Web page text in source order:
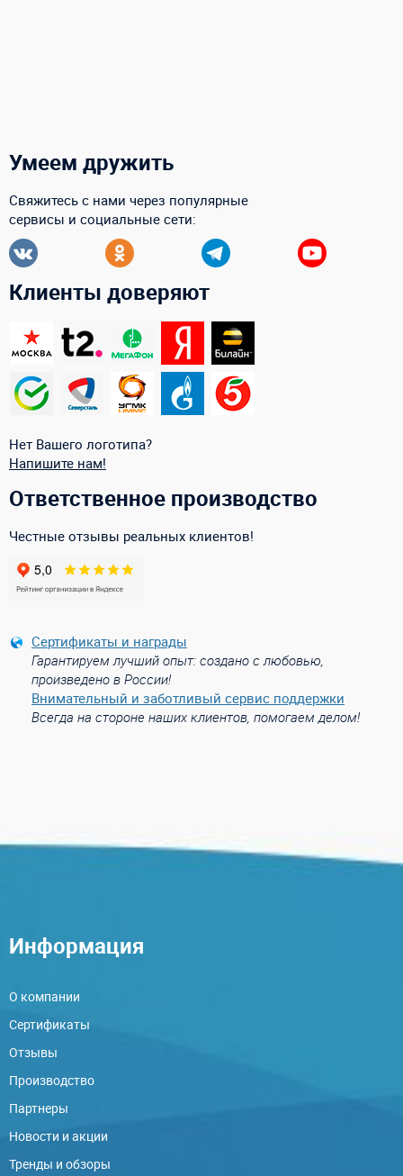
Умеем дружить
Свяжитесь с нами через популярные
сервисы и социальные сети:
Клиенты доверяют
Нет Вашего логотипа?
Напишите нам!
Ответственное производство
Честные отзывы реальных клиентов!
Сертификаты и награды
Гарантируем лучший опыт: создано с любовью,
произведено в России!
Внимательный и заботливый сервис поддержки
Всегда на стороне наших клиентов, помогаем делом!
Информация
О компании
Сертификаты
Отзывы
Производство
Партнеры
Новости и акции
Тренды и обзоры